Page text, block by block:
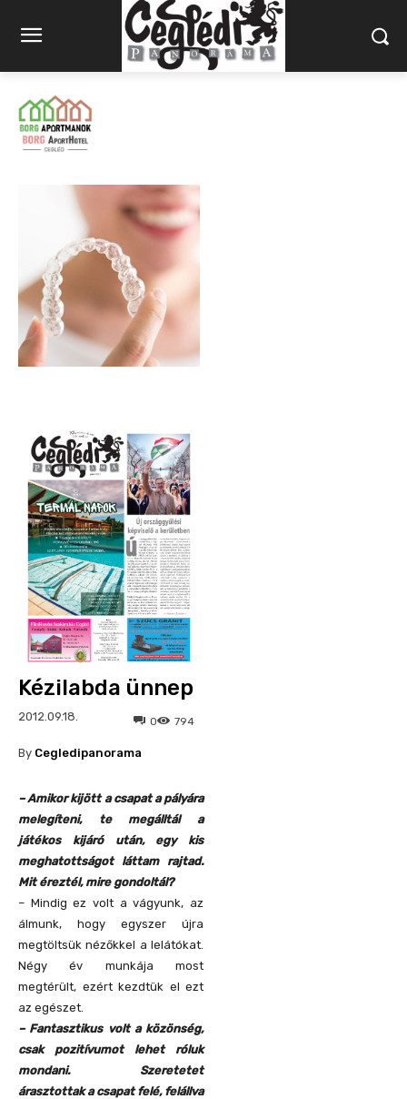
Kézilabda ünnep
2012.09.18. 794
0
By Cegledipanorama
– Amikor kijött a csapat a pályára
melegíteni, te megálltál a
játékos kijáró után, egy kis
meghatottságot láttam rajtad.
Mit éreztél, mire gondoltál?
– Mindig ez volt a vágyunk, az
álmunk, hogy egyszer újra
megtöltsük nézőkkel a lelátókat.
Négy év munkája most
megtérült, ezért kezdtük el ezt
az egészet.
– Fantasztikus volt a közönség,
csak pozitívumot lehet róluk
mondani. Szeretetet
árasztottak a csapat felé, felállva